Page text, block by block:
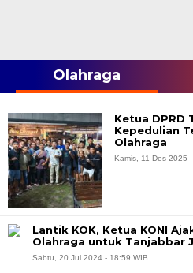
Olahraga
Ketua DPRD
Kepedulian
Olahraga
Kamis, 11 Des 2025
Lantik KOK, Ketua KONI
Olahraga untuk Tanjabbar
Sabtu, 20 Jul 2024 - 18:59 WIB